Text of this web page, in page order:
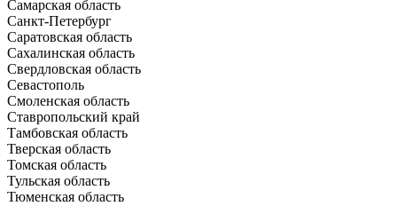
Самарская область
Санкт-Петербург
Саратовская область
Сахалинская область
Свердловская область
Севастополь
Смоленская область
Ставропольский край
Тамбовская область
Тверская область
Томская область
Тульская область
Тюменская область